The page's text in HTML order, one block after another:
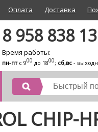
Оплата Доставка
8 958 838
Время работы:
пн-птс 900 до 1800; сб,вс -
CHIP-